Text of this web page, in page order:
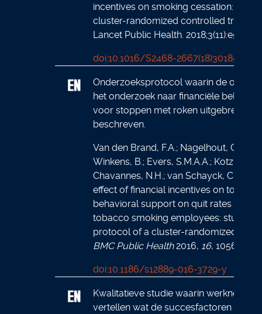
incentives on smoking cessation: a
cluster-randomized controlled trial.
Lancet Public Health.
doi:10.1016/S2468-2667(18)30185-3
Onderzoeksprotocol waarin de opzet
het onderzoek naar financiële
voor stoppen met roken uitgebreid
beschreven.
Van den Brand, F.A.; Nagelhout, G.E.;
Winkens, B.; Evers, S.M.A.A.; Kotz, D.;
Chavannes, N.H.; van Schayck, C.P. The
effect of financial incentives on top of
behavioral support on quit rates in
tobacco smoking employees: study
protocol of a cluster-randomized trial.
BMC Public Health2016, 16, 1056.
doi:10.1186/s12889-016-3729-y
Kwalitatieve studie waarin werknemers
vertellen wat de succesfactoren waren